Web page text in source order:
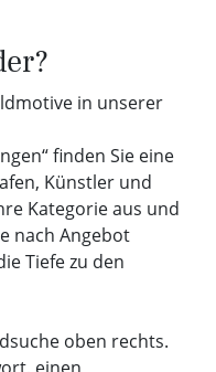
in unserer
finden Sie eine
Künstler und
Kategorie aus und
nach Angebot
Tiefe zu den
oben rechts.